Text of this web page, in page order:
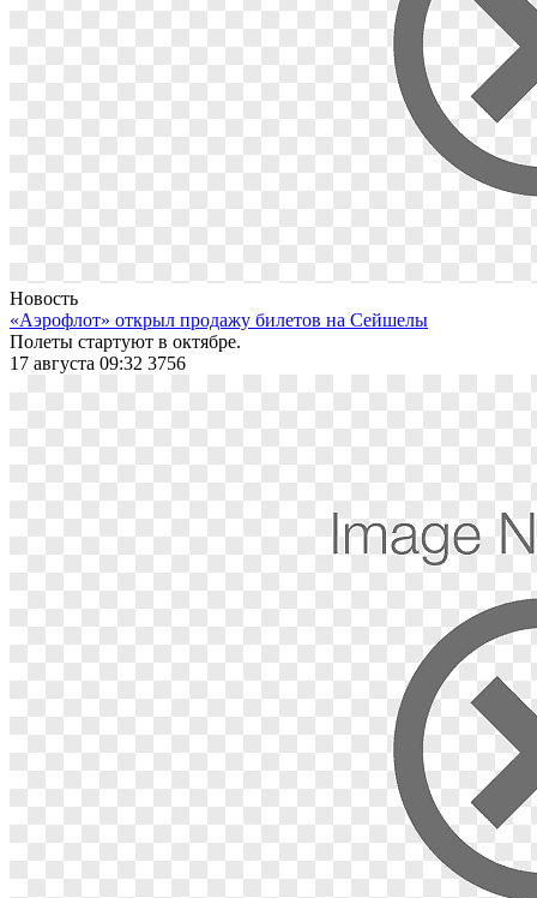
Новость
«Аэрофлот» открыл продажу билетов на Сейшелы
Полеты стартуют в октябре.
17 августа 09:32 3756